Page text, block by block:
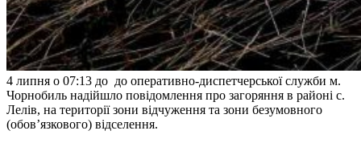
4 липня о 07:13 до до оперативно-диспетчерської служби м.
Чорнобиль надійшло повідомлення про загоряння в районі с.
Лелів, на території зони відчуження та зони безумовного
(обов’язкового) відселення.